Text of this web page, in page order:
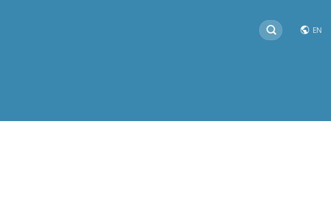
搜
索：
EN